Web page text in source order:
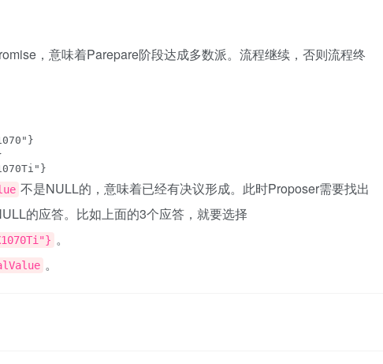
，意味着Parepare阶段达成多数派。流程继续，否则流程终
不是NULL的，意味着已经有决议形成。此时Proposer需要找出
的应答。比如上面的3个应答，就要选择
。
。